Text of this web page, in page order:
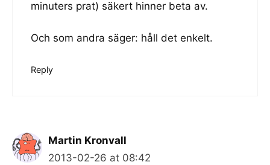
minuters prat) säkert hinner beta av.
Och som andra säger: håll det enkelt.
Reply
Martin Kronvall
2013-02-26 at 08:42